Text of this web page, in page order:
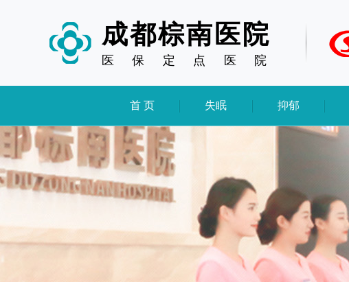
成都棕南医院
医 保 定 点 医 院
首 页 失眠 抑郁